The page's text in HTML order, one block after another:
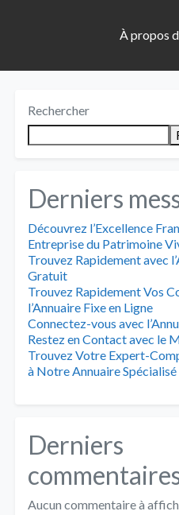
À propos
Rechercher
Derniers
Découvrez l’Excellence
Entreprise du Patrimoine
Trouvez Rapidement avec
Gratuit
Trouvez Rapidement Vos
l’Annuaire Fixe en Ligne
Connectez-vous avec
Restez en Contact avec le
Trouvez Votre Expert-
à Notre Annuaire Spécialisé
Derniers
Aucun commentaire à